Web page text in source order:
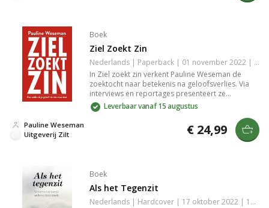
Boek
Ziel Zoekt Zin
Nederlands | Paperback | 01 november 2022 | 208 pagina's | 9789493198357
In Ziel zoekt zin verkent Pauline Weseman de
zoektocht naar betekenis na geloofsverlies. Via
interviews en reportages presenteert ze
vernieuwende vormen van christendom, zoals
waterspiritualiteit en klimaatactivisme. Ontmoet
inspirerende figuren die hun ziel opnieuw richting
Leverbaar vanaf 15 augustus
Uitgeverij Zilt
Pauline Weseman € 24,99
Boek
Als het Tegenzit
Nederlands | Hardcover | 17 oktober 2022 | 144 pagina's | Basisbijbel | 9789087187972